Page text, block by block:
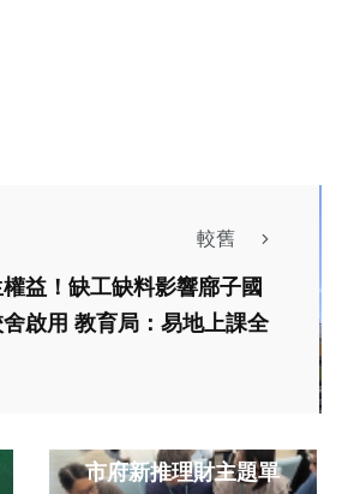
較舊
益！缺工缺料影響廍子國
啟用 教育局：易地上課全
市府新推理財主題單